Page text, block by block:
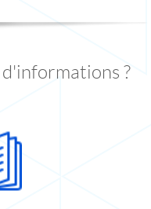
d'informations ?